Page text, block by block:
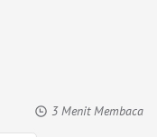
3 Menit Membaca